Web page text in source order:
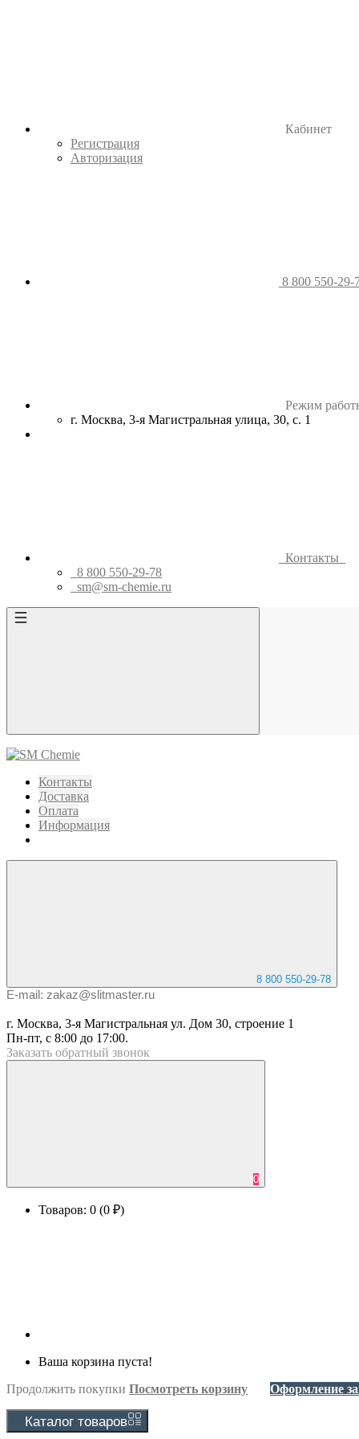
Кабинет
Регистрация
Авторизация
8 800 550-29-
Режим
г. Москва, 3-я Магистральная улица, 30, с. 1
Контакты
8 800 550-29-78
sm@sm-chemie.ru
Контакты
Доставка
Оплата
Информация
8 800 550-29-78
E-mail: zakaz@slitmaster.ru
г. Москва, 3-я Магистральная ул. Дом 30, строение 1
Пн-пт, с 8:00 до 17:00.
Заказать обратный звонок
0
Товаров: 0 (0 ₽)
Ваша корзина пуста!
Продолжить покупки Посмотреть корзину Оформление
Каталог товаров